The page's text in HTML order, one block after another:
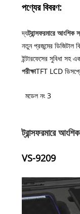
পণ্যের বিবরণ:
দ্যট্রান্সফরমারে আংশিক
নতুন প্রজন্মের ডিজিটাল
ইন্টারফেসের সুবিধা সহ
পরীক্ষাTFT LCD
মডেল নং 3
ট্রান্সফরমারে
VS-9209